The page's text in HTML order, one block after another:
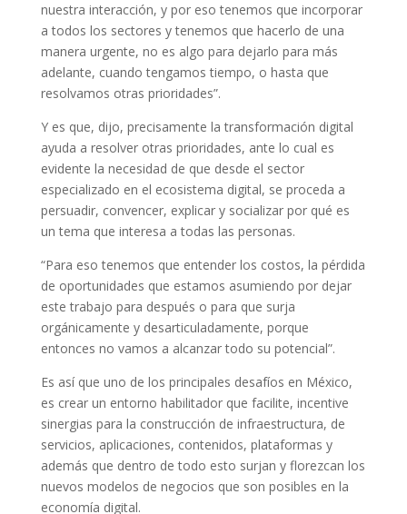
nuestra interacción, y por eso tenemos que incorporar
a todos los sectores y tenemos que hacerlo de una
manera urgente, no es algo para dejarlo para más
adelante, cuando tengamos tiempo, o hasta que
resolvamos otras prioridades”.
Y es que, dijo, precisamente la transformación digital
ayuda a resolver otras prioridades, ante lo cual es
evidente la necesidad de que desde el sector
especializado en el ecosistema digital, se proceda a
persuadir, convencer, explicar y socializar por qué es
un tema que interesa a todas las personas.
“Para eso tenemos que entender los costos, la pérdida
de oportunidades que estamos asumiendo por dejar
este trabajo para después o para que surja
orgánicamente y desarticuladamente, porque
entonces no vamos a alcanzar todo su potencial”.
Es así que uno de los principales desafíos en México,
es crear un entorno habilitador que facilite, incentive
sinergias para la construcción de infraestructura, de
servicios, aplicaciones, contenidos, plataformas y
además que dentro de todo esto surjan y florezcan los
nuevos modelos de negocios que son posibles en la
economía digital.